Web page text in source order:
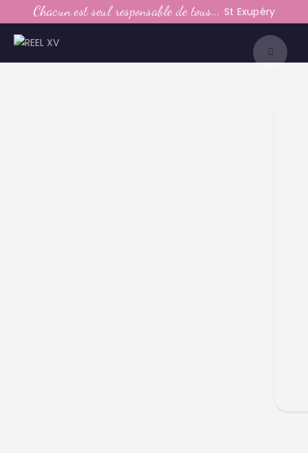
Chacun est seul responsable de tous... St Exupéry
LE CLUB
LA VIE DU CLUB
CATEGORIES